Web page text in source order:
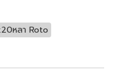
หลา Roto